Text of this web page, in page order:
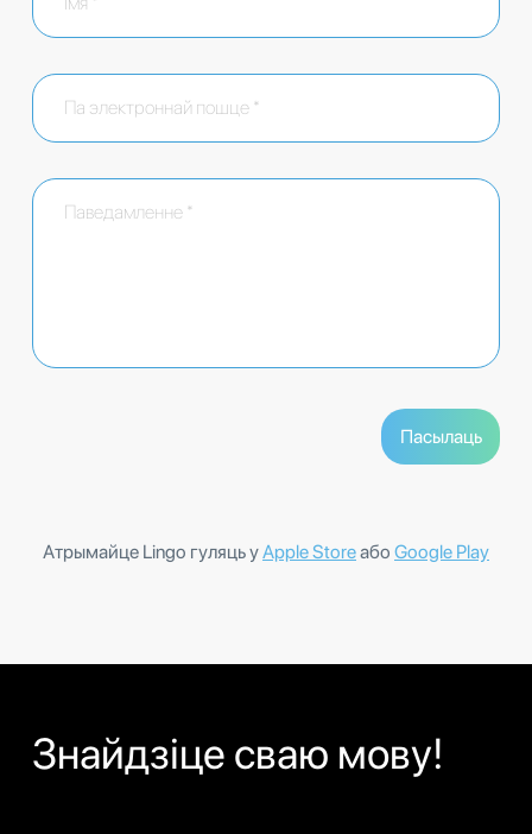
Атрымайце Lingo гуляць уApple Storeабо Google Play
Знайдзіце сваю мову!